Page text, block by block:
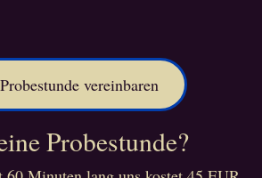
vereinbaren
Probestunde?